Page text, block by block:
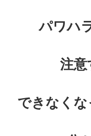
パワハ
注意
できなく